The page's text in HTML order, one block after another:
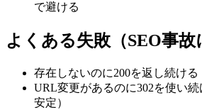
で避ける
よくある失敗（SEO事故
存在しないのに200を返し続ける
URL変更があるのに302を使い
安定）